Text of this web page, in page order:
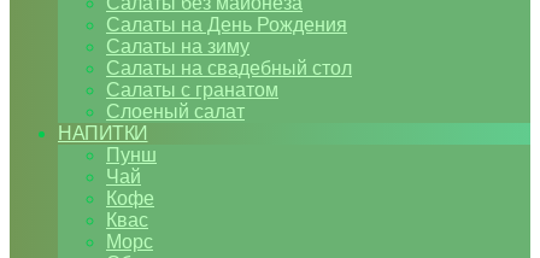
Салаты на День Рождения
Салаты на зиму
Салаты на свадебный стол
Салаты с гранатом
Слоеный салат
НАПИТКИ
Пунш
Чай
Кофе
Квас
Морс